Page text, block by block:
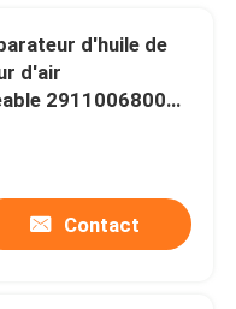
d'huile de
d'air
2911006800
1605073600
1613943601
Contact